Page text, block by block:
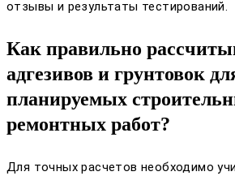
отзывы и результаты тестирований.
Как правильно
адгезивов и грунтовок
планируемых
ремонтных работ?
Для точных расчетов необходимо